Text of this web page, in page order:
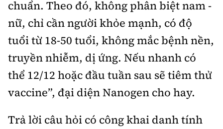
Cấm sao chép dưới mọi hình thức nếu không có sự
chấp thuận bằng văn bản.
Thông tin tòa
chuẩn. Theo đó, không phân biệt nam -
nữ, chỉ cần người khỏe mạnh, có độ
tuổi từ 18-50 tuổi, không mắc bệnh nền,
truyền nhiễm, dị ứng. Nếu nhanh có
thể 12/12 hoặc đầu tuần sau sẽ tiêm thử
vaccine”, đại diện Nanogen cho hay.
Trả lời câu hỏi có công khai danh tính